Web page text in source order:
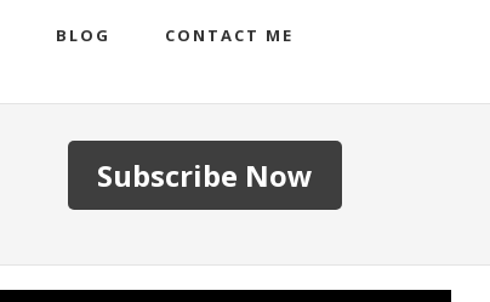
BLOG CONTACT ME
Subscribe Now